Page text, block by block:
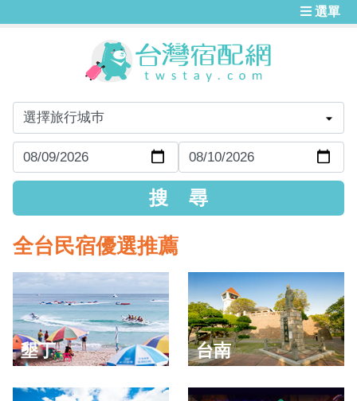
選單
全台民宿優選推薦
墾丁 台南